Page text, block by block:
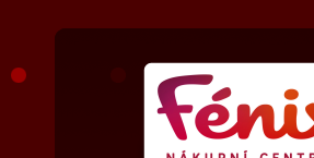
Nákupní